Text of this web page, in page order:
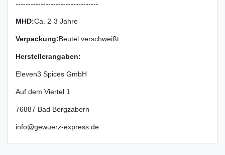
---------------------------------
MHD:Ca. 2-3 Jahre
Verpackung:Beutel verschweißt
Herstellerangaben:
Eleven3 Spices GmbH
Auf dem Viertel 1
76887 Bad Bergzabern
info@gewuerz-express.de